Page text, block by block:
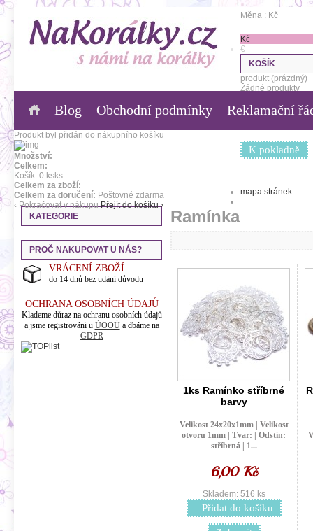
Měna : Kč
Kč
€
KOŠÍK
produkt (prázdný)
Žádné produkty
0,00 Kč Poštovné
K pokladně
mapa stránek
Blog Obchodní podmínky Reklamační
Produkt byl přidán do nákupního košíku
Množství:
Celkem:
Košík: 0 ksks
Celkem za zboží:
Celkem za doručení: Poštovné zdarma
‹ Pokračovat v nákupu Přejít do košíku ›
KATEGORIE
PROČ NAKUPOVAT U NÁS?
VRÁCENÍ ZBOŽÍ
do 14 dnů bez udání důvodu
OCHRANA OSOBNÍCH ÚDAJŮ
Klademe důraz na ochranu osobních údajů
a jsme registrováni u ÚOOÚa dbáme na
GDPR
Ramínka
1ks Ramínko stříbrné
barvy
Velikost 24x20x1mm | Velikost
otvoru 1mm | Tvar: | Odstín:
stříbrná | 1...
6,00 Kč
Skladem: 516 ks
Přidat do košíku